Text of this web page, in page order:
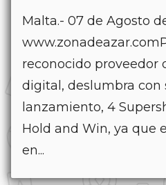
Malta.- 07 de Agosto
reconocido
digital, deslumbra con
lanzamiento, 4
Hold and Win, ya que
en...